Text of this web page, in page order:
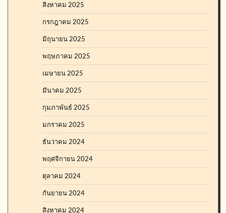
สิงหาคม 2025
กรกฎาคม 2025
มิถุนายน 2025
พฤษภาคม 2025
เมษายน 2025
มีนาคม 2025
กุมภาพันธ์ 2025
มกราคม 2025
ธันวาคม 2024
พฤศจิกายน 2024
ตุลาคม 2024
กันยายน 2024
สิงหาคม 2024